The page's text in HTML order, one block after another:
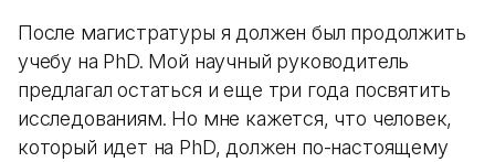
После магистратуры я должен был продолжить
учебу на PhD. Мой научный руководитель
предлагал остаться и еще три года посвятить
исследованиям. Но мне кажется, что человек,
который идет на PhD, должен по-настоящему